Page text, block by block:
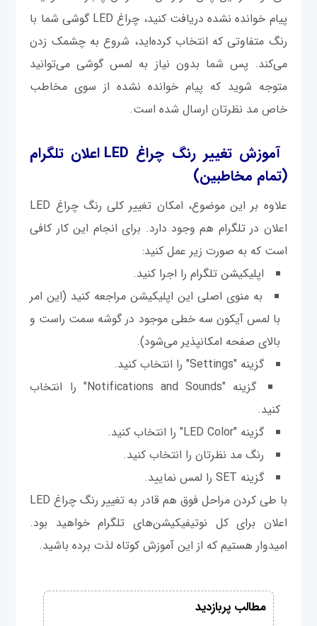
پیام خوانده نشده دریافت کنید، چراغ LED گوشی شما با
رنگ متفاوتی که انتخاب کرده‌اید، شروع به چشمک زدن
می‌کند. پس شما بدون نیاز به لمس گوشی می‌توانید
متوجه شوید که پیام خوانده نشده از سوی مخاطب
خاص مد نظرتان ارسال شده است.
آموزش تغییر رنگ چراغ LED اعلان تلگرام
(تمام مخاطبین)
علاوه بر این موضوع، امکان تغییر کلی رنگ چراغ LED
اعلان در تلگرام هم وجود دارد. برای انجام این کار کافی
است که به صورت زیر عمل کنید:
اپلیکیشن تلگرام را اجرا کنید.
به منوی اصلی این اپلیکیشن مراجعه کنید (این امر
با لمس آیکون سه خطی موجود در گوشه سمت راست و
بالای صفحه امکانپذیر می‌شود).
گزینه "Settings" را انتخاب کنید.
گزینه "Notifications and Sounds" را انتخاب
کنید.
گزینه "LED Color" را انتخاب کنید.
رنگ مد نظرتان را انتخاب کنید.
گزینه SET را لمس نمایید.
با طی کردن مراحل فوق هم قادر به تغییر رنگ چراغ LED
اعلان برای کل نوتیفیکیشن‌های تلگرام خواهید بود.
امیدوار هستیم که از این آموزش کوتاه لذت برده باشید.
مطالب پربازدید